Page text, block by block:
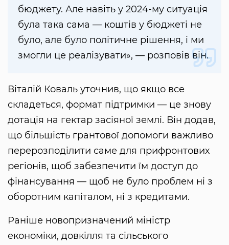
бюджету. Але навіть у 2024-му ситуація
була така сама — коштів у бюджеті не
було, але було політичне рішення, і ми
змогли це реалізувати», — розповів він.
Віталій Коваль уточнив, що якщо все
складеться, формат підтримки — це знову
дотація на гектар засіяної землі. Він додав,
що більшість грантової допомоги важливо
перерозподілити саме для прифронтових
регіонів, щоб забезпечити їм доступ до
фінансування — щоб не було проблем ні з
оборотним капіталом, ні з кредитами.
Раніше новопризначений міністр
економіки, довкілля та сільського